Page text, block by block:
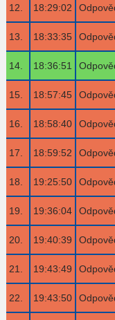
12. 18:29:02
13. 18:33:35
14. 18:36:51
15. 18:57:45
16. 18:58:40
17. 18:59:52
18. 19:25:50
19. 19:36:04
20. 19:40:39
21. 19:43:49
22. 19:43:50